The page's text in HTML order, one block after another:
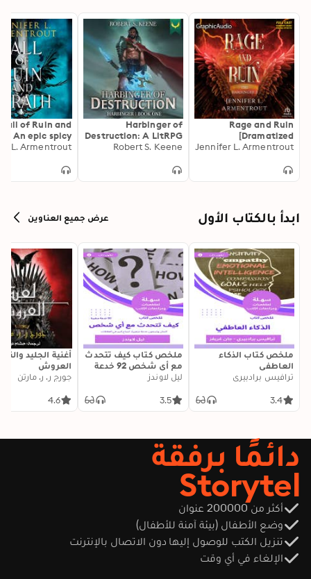
Rage and Ruin
[Dramatized
Adaptation]: The
Jennifer L. Armentrout
Harbinger of
Destruction: A LitRPG
Adventure
Robert S. Keene
Fall of Ruin and
An epic spicy
from the
of From Blood
L. Armentrout
ابدأ بالكتاب الأول عرض جميع العناوين
ملخص كتاب الذكاء
العاطفي
ترافيس برادبيري
3.4
ملخص كتاب كيف تتحدث
مع أي شخص 92 خدعة
صغيرة: اثنتان وتسعون
في العلاقات
ليل لاوندز
3.5
أغنية الجليد
العروش
جورج ر. ر. مارتن
4.6
دائمًا برفقة
Storytel
أكثر من 200000 عنوان
وضع الأطفال (بيئة آمنة للأطفال)
تنزيل الكتب للوصول إليها دون الاتصال بالإنترنت
الإلغاء في أي وقت